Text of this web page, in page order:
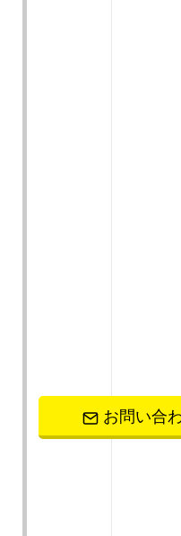
お問い合